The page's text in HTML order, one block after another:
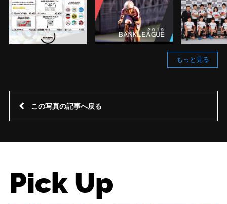
もっと見る
この写真の記事へ戻る
Pick Up